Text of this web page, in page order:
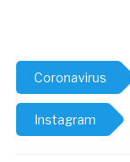
Coronavirus
Instagram